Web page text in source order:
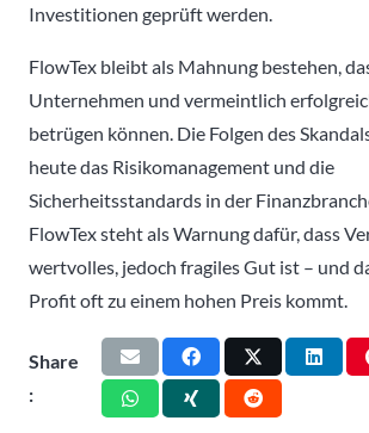
Investitionen geprüft werden.
FlowTex bleibt als Mahnung bestehen,
Unternehmen und vermeintlich
betrügen können. Die Folgen des
heute das Risikomanagement und die
Sicherheitsstandards in der
FlowTex steht als Warnung dafür, dass
wertvolles, jedoch fragiles Gut ist – und
Profit oft zu einem hohen Preis kommt.
Share
: